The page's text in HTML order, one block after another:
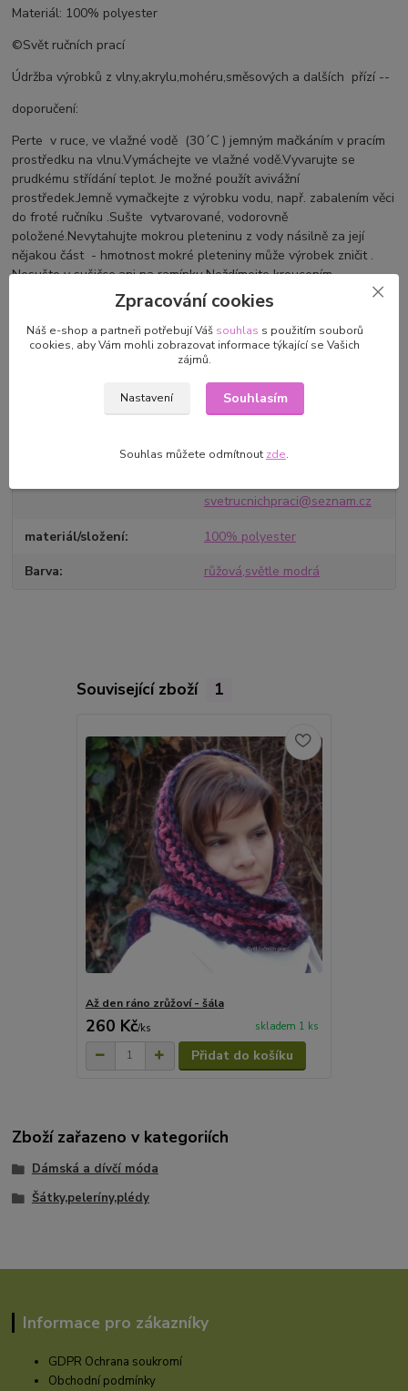
Materiál: 100% polyester
©Svět ručních prací
Údržba výrobků z vlny,akrylu,mohéru,směsových a dalších přízí --
doporučení:
Perte v ruce, ve vlažné vodě (30´C ) jemným mačkáním v pracím
prostředku na vlnu.Vymáchejte ve vlažné vodě.Vyvarujte se
prudkému střídání teplot. Je možné použít avivážní
prostředek.Jemně vymačkejte z výrobku vodu, např. zabalením věci
do froté ručníku .Sušte vytvarované, vodorovně
položené.Nevytahujte mokrou pleteninu z vody násilně za její
nějakou část - hmotnost mokré pleteniny může výrobek zničit .
Nesušte v sušičce,ani na ramínku.Neždímejte kroucením.
Původ zboží
Robková, Očihovec 25 43987
svetrucnichpraci@seznam.cz
materiál/složení 100% polyester
Barva růžová,světle modrá
Související zboží 1
Až den ráno zrůžoví - šála
260 Kč/ks skladem 1 ks
Přidat do košíku
Zboží zařazeno v kategoriích
Dámská a dívčí móda
Šátky,peleríny,plédy
Informace pro zákazníky
GDPR Ochrana soukromí
Obchodní podmínky
Zpracování cookies
Náš e-shop a partneři potřebují Váš souhlas s použitím souborů
cookies, aby Vám mohli zobrazovat informace týkající se Vašich
zájmů.
Nastavení Souhlasím
Souhlas můžete odmítnout zde.